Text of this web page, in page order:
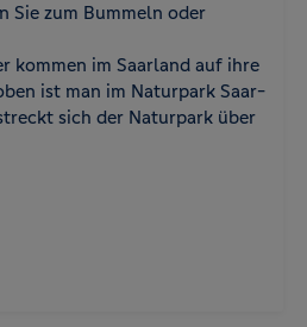
Sie zum Bummeln oder
kommen im Saarland auf ihre
ist man im Naturpark Saar-
sich der Naturpark über